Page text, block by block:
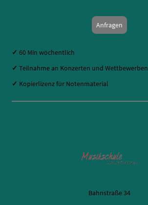
Anfragen
✓ 60 Min wöchentlich
✓ Teilnahme an Konzerten und Wettbewerben
✓ Kopierlizenz für Notenmaterial
Bahnstraße 34